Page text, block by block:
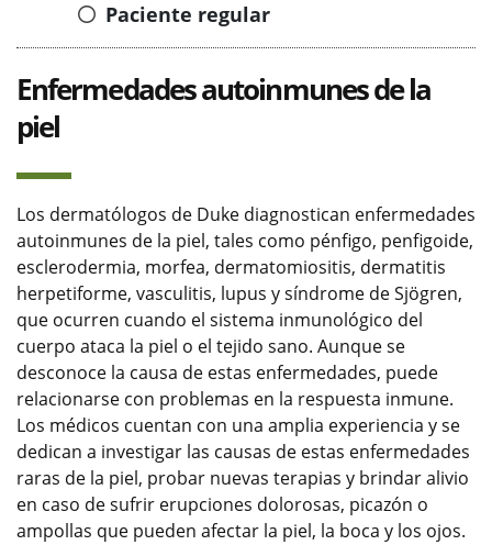
Paciente regular
Enfermedades autoinmunes de la
piel
Los dermatólogos de Duke diagnostican enfermedades
autoinmunes de la piel, tales como pénfigo, penfigoide,
esclerodermia, morfea, dermatomiositis, dermatitis
herpetiforme, vasculitis, lupus y síndrome de Sjögren,
que ocurren cuando el sistema inmunológico del
cuerpo ataca la piel o el tejido sano. Aunque se
desconoce la causa de estas enfermedades, puede
relacionarse con problemas en la respuesta inmune.
Los médicos cuentan con una amplia experiencia y se
dedican a investigar las causas de estas enfermedades
raras de la piel, probar nuevas terapias y brindar alivio
en caso de sufrir erupciones dolorosas, picazón o
ampollas que pueden afectar la piel, la boca y los ojos.